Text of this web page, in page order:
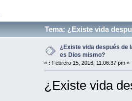
Tema: ¿Existe vida
¿Existe vida después de
es Dios mismo?
« : Febrero 15, 2016, 11:06:37 pm »
¿Existe vida